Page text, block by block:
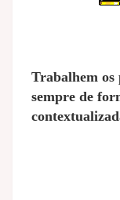
Trabalhem os
sempre de